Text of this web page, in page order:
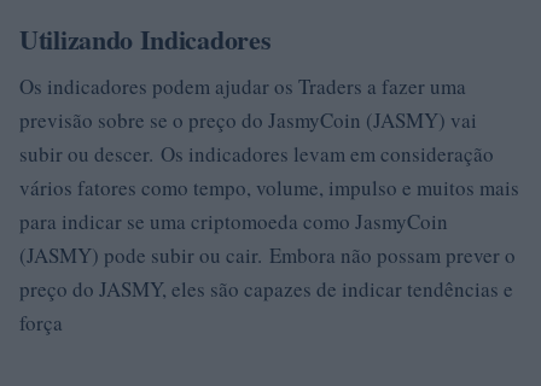
Utilizando Indicadores
Os indicadores podem ajudar os Traders a fazer uma
previsão sobre se o preço do JasmyCoin (JASMY) vai
subir ou descer. Os indicadores levam em consideração
vários fatores como tempo, volume, impulso e muitos mais
para indicar se uma criptomoeda como JasmyCoin
(JASMY) pode subir ou cair. Embora não possam prever o
preço do JASMY, eles são capazes de indicar tendências e
força